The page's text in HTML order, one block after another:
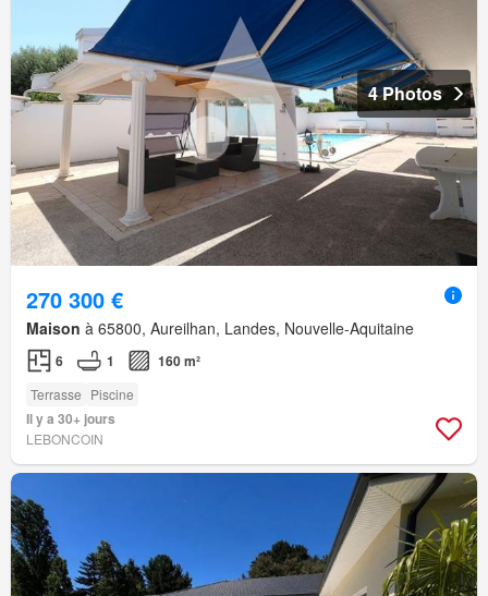
4 Photos
270 300 €
Maison à 65800, Aureilhan, Landes, Nouvelle-Aquitaine
6 1 160 m²
Terrasse Piscine
Il y a 30+ jours
LEBONCOIN